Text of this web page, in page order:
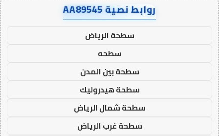
روابط نصية AA89545
سطحة الرياض
سطحه
سطحة بين المدن
سطحة هيدروليك
سطحة شمال الرياض
سطحة غرب الرياض